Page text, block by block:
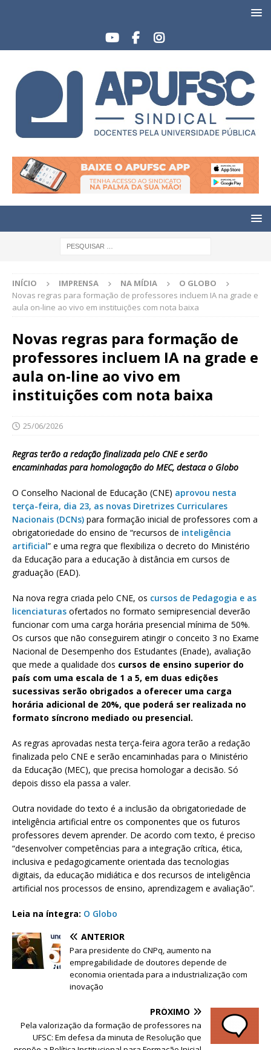
INÍCIO IMPRENSA NA MÍDIA
O GLOBO
Novas regras para formação de professores incluem IA na grade e
aula on-line ao vivo em instituições com nota baixa
Novas regras para formação de
professores incluem IA na grade e
aula on-line ao vivo em
instituições com nota baixa
25/06/2026
Regras terão a redação finalizada pelo CNE e serão
encaminhadas para homologação do MEC, destaca o Globo
O Conselho Nacional de Educação (CNE) aprovou nesta
terça-feira, dia 23, as novas Diretrizes Curriculares
Nacionais (DCNs) para formação inicial de professores com a
obrigatoriedade do ensino de “recursos de inteligência
artificial” e uma regra que flexibiliza o decreto do Ministério
da Educação para a educação à distância em cursos de
graduação (EAD).
Na nova regra criada pelo CNE, os cursos de Pedagogia e as
licenciaturas ofertados no formato semipresencial deverão
funcionar com uma carga horária presencial mínima de 50%.
Os cursos que não conseguirem atingir o conceito 3 no Exame
Nacional de Desempenho dos Estudantes (Enade), avaliação
que mede a qualidade dos cursos de ensino superior do
país com uma escala de 1 a 5, em duas edições
sucessivas serão obrigados a oferecer uma carga
horária adicional de 20%, que poderá ser realizada no
formato síncrono mediado ou presencial.
As regras aprovadas nesta terça-feira agora terão a redação
finalizada pelo CNE e serão encaminhadas para o Ministério
da Educação (MEC), que precisa homologar a decisão. Só
depois disso ela passa a valer.
Outra novidade do texto é a inclusão da obrigatoriedade de
inteligência artificial entre os componentes que os futuros
professores devem aprender. De acordo com texto, é preciso
“desenvolver competências para a integração crítica, ética,
inclusiva e pedagogicamente orientada das tecnologias
digitais, da educação midiática e dos recursos de inteligência
artificial nos processos de ensino, aprendizagem e avaliação”.
Leia na íntegra: O Globo
ANTERIOR
Para presidente do CNPq, aumento na
empregabilidade de doutores depende de
economia orientada para a industrialização com
inovação
PRÓXIMO
Pela valorização da formação de professores na
UFSC: Em defesa da minuta de Resolução que